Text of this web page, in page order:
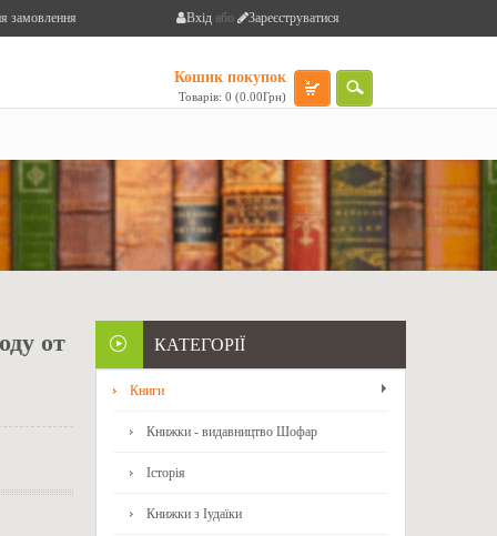
Вхід або Зареєструватися
замовлення
Кошик покупок
Товарів: 0 (0.00Грн)
от КАТЕГОРІЇ
Книги
Книжки - видавництво Шофар
Історія
Книжки з Іудаїки